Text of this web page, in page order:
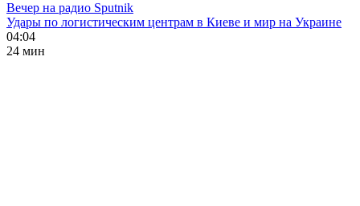
Вечер на радио Sputnik
Удары по логистическим центрам в Киеве и мир на Украине
04:04
24 мин